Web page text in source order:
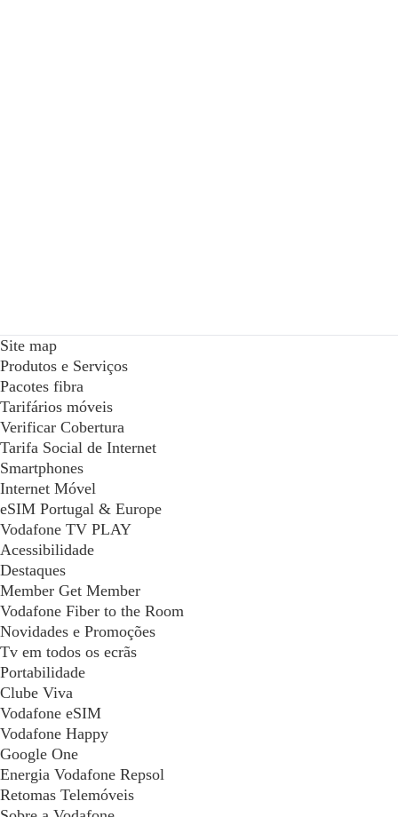
Site map
Produtos e Serviços
Pacotes fibra
Tarifários móveis
Verificar Cobertura
Tarifa Social de Internet
Smartphones
Internet Móvel
eSIM Portugal & Europe
Vodafone TV PLAY
Acessibilidade
Destaques
Member Get Member
Vodafone Fiber to the Room
Novidades e Promoções
Tv em todos os ecrãs
Portabilidade
Clube Viva
Vodafone eSIM
Vodafone Happy
Google One
Energia Vodafone Repsol
Retomas Telemóveis